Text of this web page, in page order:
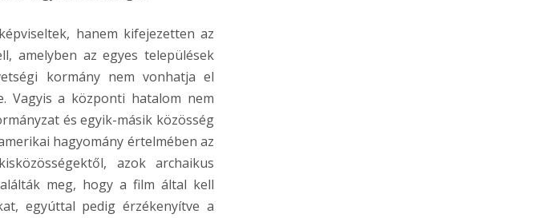
hanem kifejezetten az
amelyben az egyes települések
kormány nem vonhatja el
Vagyis a központi hatalom nem
és egyik-másik közösség
hagyomány értelmében az
azok archaikus
meg, hogy a film által kell
egyúttal pedig érzékenyítve a